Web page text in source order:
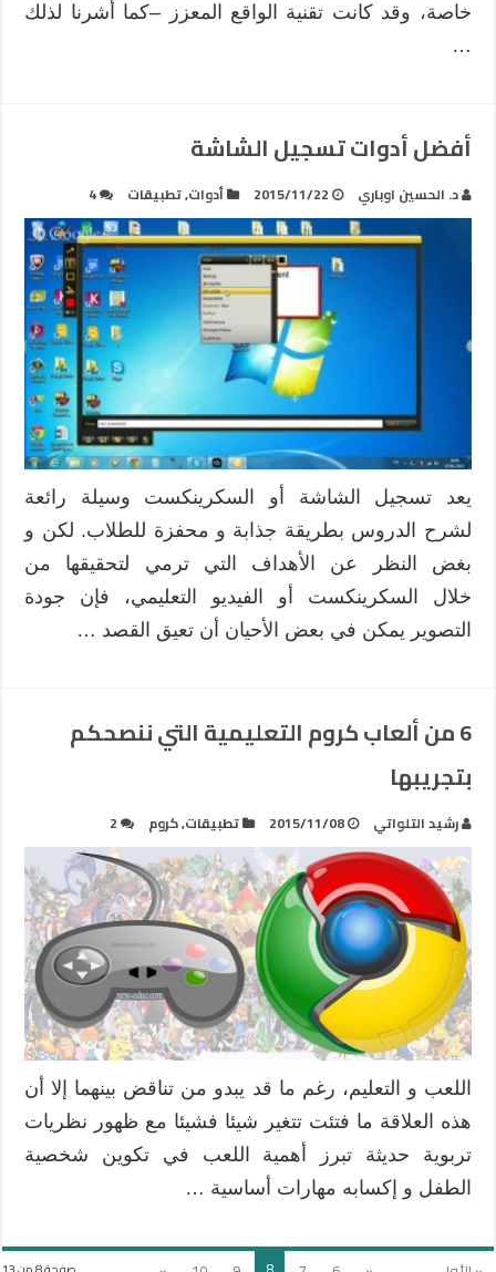
خاصة، وقد كانت تقنية الواقع المعزز –كما أشرنا لذلك
…
أفضل أدوات تسجيل الشاشة
د. الحسين اوباري 2015/11/22 أدوات,تطبيقات 4
يعد تسجيل الشاشة أو السكرينكست وسيلة رائعة
لشرح الدروس بطريقة جذابة و محفزة للطلاب. لكن و
بغض النظر عن الأهداف التي ترمي لتحقيقها من
خلال السكرينكست أو الفيديو التعليمي، فإن جودة
التصوير يمكن في بعض الأحيان أن تعيق القصد …
6 من ألعاب كروم التعليمية التي ننصحكم
بتجريبها
رشيد التلواتي 2015/11/08 تطبيقات,كروم 2
اللعب و التعليم، رغم ما قد يبدو من تناقض بينهما إلا أن
هذه العلاقة ما فتئت تتغير شيئا فشيئا مع ظهور نظريات
تربوية حديثة تبرز أهمية اللعب في تكوين شخصية
الطفل و إكسابه مهارات أساسية …